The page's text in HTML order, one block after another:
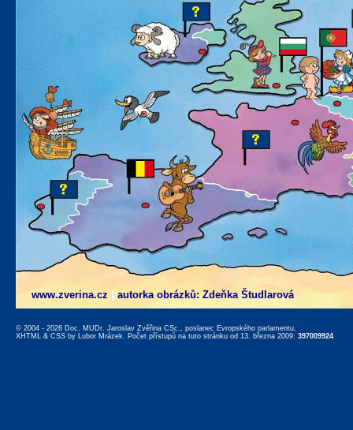
www.zverina.cz autorka obrázků: Zdeňka Študlarová
© 2004 - 2026 Doc. MUDr. Jaroslav Zvěřina CSc., poslanec Evropského parlamentu,
XHTML & CSS by Lubor Mrázek. Počet přístupů na tuto stránku od 13. března 2009: 397009924